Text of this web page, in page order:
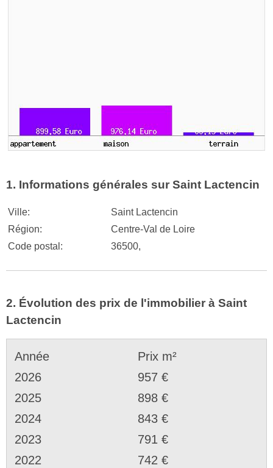
1. Informations générales sur Saint Lactencin
Ville:
Saint Lactencin
Région:
Centre-Val de Loire
Code postal:
36500,
2. Évolution des prix de l'immobilier à Saint
Lactencin
Année
Prix m²
2026
957 €
2025
898 €
2024
843 €
2023
791 €
2022
742 €